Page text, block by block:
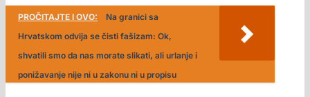
PROČITAJTE I OVO:
Na granici sa
Hrvatskom odvija se čisti fašizam: Ok,
shvatili smo da nas morate slikati, ali urlanje i
ponižavanje nije ni u zakonu ni u propisu